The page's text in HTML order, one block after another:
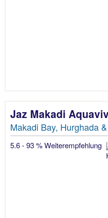
Jaz Makadi
Makadi Bay, Hurghada
5.6 - 93 % Weiterempfehlung